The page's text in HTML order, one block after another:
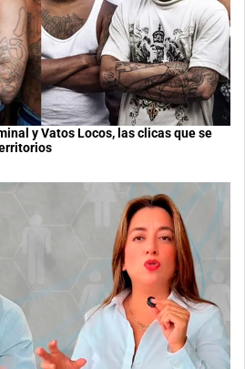
y Vatos Locos, las clicas que se